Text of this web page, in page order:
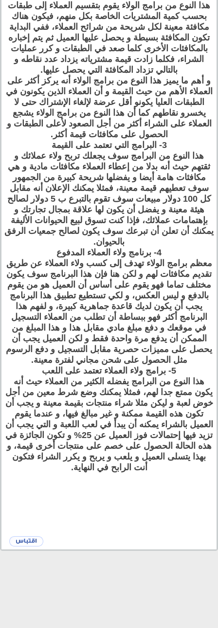
هذا النوع من برامج الولاء يقوم بتقسيم العملاء إلى طبقات
بحسب كمية المشتريات الخاصة بكل منهم، فيكون هناك
مكافئة معينة لكل شريحة من شرائح العملاء، ففي البداية
تكون المكافئة بسيطة و يحصل عليها العميل ثم يتم إخباره
بالمكافئات الأخرى كلما صعد في الطبقات و كرر عمليات
الشراء، فكلما زادت قيمة مشترياته يزداد عدد نقاطه و
بالتالي تزداد المكافئة التي يحصل عليها.
و أهم ما يميز هذا النوع من برامج الولاء أنه يركز أكثر على
العملاء الأهم من حيث القيمة و أن العملاء الذين يكونون في
الطبقات العليا يكونو أقل عرضة لإلغاء الإشتراك حتى لا
يخسرو نقاطهم كما أن هذا النوع من برامج الولاء يشجع
العملاء على الشراء أكثر من أجل الصعود لأعلى الطبقات و
الحصول على مكافئات قيمة أكثر.
3- البرامج التي تعتمد على القيمة
هذا النوع من البرامج سوف يجعلك تربح ولاء عملائك و
ثقتهم حيث أنه بدلا من إعطاء العملاء مكافئات مادية و هي
مكافئات هامة أيضا و يفضلها شريحة كبيرة من الجمهور
سوف تعطيهم قيمة معينة، فمثلا يمكنك الإعلان أنه مقابل
كل 100 دولار مبيعات سوف تقوم بالتبرع ب 5 دولار لصالح
هيئة معينة و يفضل أن يكون لها علاقة بمجال تجارتك و
بإهتمامات عملائك، فإذا كنت تسوق لبيع الحيوانات الأليفة
يمكنك أن تعلن أن تبرعك سوف يكون لصالح جمعيات الرفق
بالحيوان.
4- برنامج ولاء العملاء المدفوع
معظم برامج الولاء تهدف إلى كسب ولاء العملاء عن طريق
تقديم مكافئات لهم و لكن هنا فإن هذا البرنامج سوف يكون
مختلف تماما فهو يقوم على أساس أن العميل هو من يقوم
بالدفع و ليس العكس، و لكي تستطيع تطبيق هذا البرنامج
يجب أن يكون لديك قاعدة جماهرية كبيرة، و لفهم هذا
البرنامج أكثر فهو ببساطة أن تطلب من العملاء التسجيل
في موقعك و دفع مبلغ مادي مقابل هذا و هذا المبلغ من
الممكن أن يدفع مرة واحدة فقط و لكن العميل يجب أن
يحصل على مميزات حصرية مقابل التسجيل و دفع الرسوم
مثل الحصول على شحن مجاني لفترة معينة.
5- برامج ولاء العملاء تعتمد على اللعب
هذا النوع من البرامج يفضله الكثير من العملاء حيث أنه
يكون ممتع جدا لهم، فمثلا يمكنك وضع شرط معين من أجل
خوض لعبة و ليكن مثلا شراء منتجات بقيمة معينة و يجب أن
تكون هذه القيمة ممكنة و غير مبالغ فيها، و عندما يقوم
العميل بالشراء يمكنه أن يبدأ في لعب اللعبة و التي يجب أن
تزيد فيها إحتمالات فوز العميل عن 25% و تكون الجائزة في
هذه الحالة الحصول على خصم على منتجات أخرى قيمة، و
بهذا يتسلى العميل و يلعب و يربح و يكرر الشراء فتكون
أنت الرابح في النهاية.